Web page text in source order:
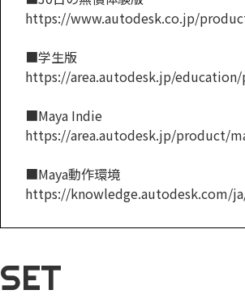
https://www.autodesk.co.jp/
■学生版
https://area.autodesk.jp/
■Maya Indie
https://area.autodesk.jp/product/
■Maya動作環境
https://knowledge.autodesk.com/
SET